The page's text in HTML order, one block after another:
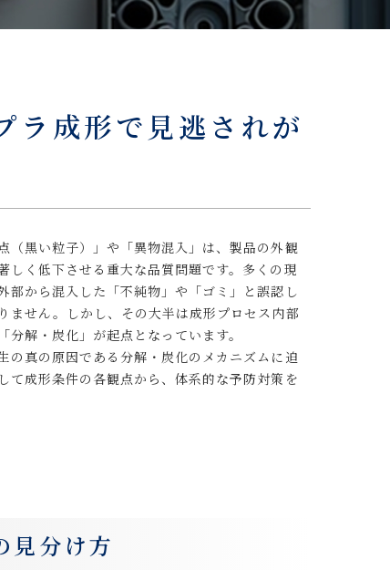
ラ成形で見逃されが
（黒い粒子）」や「異物混入」は、製品の外観
しく低下させる重大な品質問題です。多くの現
部から混入した「不純物」や「ゴミ」と誤認し
ません。しかし、その大半は成形プロセス内部
分解・炭化」が起点となっています。
の真の原因である分解・炭化のメカニズムに迫
て成形条件の各観点から、体系的な予防対策を
見分け方